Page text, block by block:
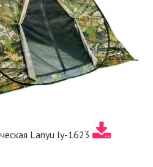
Lanyu ly-1623